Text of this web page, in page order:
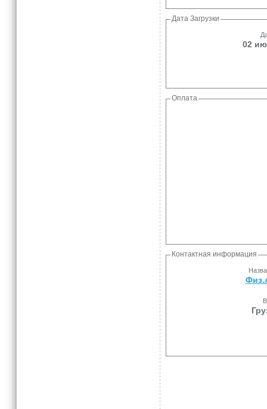
Дата Загрузки
02
Оплата
Контактная информация